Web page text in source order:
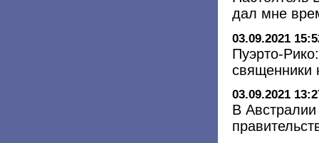
дал мне
03.09.2021
Пуэрто-
священники
03.09.2021
В